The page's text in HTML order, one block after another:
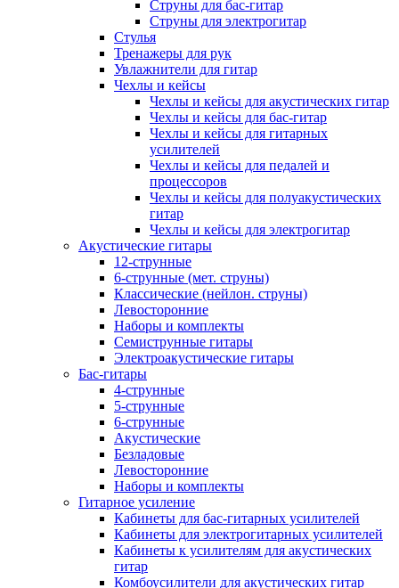
Струны для бас-гитар
Струны для электрогитар
Стулья
Тренажеры для рук
Увлажнители для гитар
Чехлы и кейсы
Чехлы и кейсы для акустических гитар
Чехлы и кейсы для бас-гитар
Чехлы и кейсы для гитарных
усилителей
Чехлы и кейсы для педалей и
процессоров
Чехлы и кейсы для полуакустических
гитар
Чехлы и кейсы для электрогитар
Акустические гитары
12-струнные
6-струнные (мет. струны)
Классические (нейлон. струны)
Левосторонние
Наборы и комплекты
Семиструнные гитары
Электроакустические гитары
Бас-гитары
4-струнные
5-струнные
6-струнные
Акустические
Безладовые
Левосторонние
Наборы и комплекты
Гитарное усиление
Кабинеты для бас-гитарных усилителей
Кабинеты для электрогитарных усилителей
Кабинеты к усилителям для акустических
гитар
Комбоусилители для акустических гитар